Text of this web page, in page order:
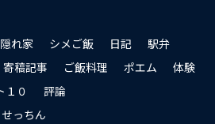
隠れ家 シメご飯 日記
駅弁
寄稿記事 ご飯料理 ポエム
体験
１０
評論
っちん